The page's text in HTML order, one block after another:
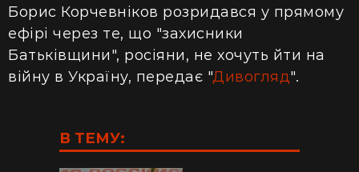
Борис Корчевніков розридався у прямому
ефірі через те, що "захисники
Батьківщини", росіяни, не хочуть йти на
війну в Україну, передає "Дивогляд".
В ТЕМУ: